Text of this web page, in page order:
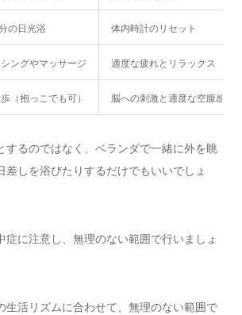
の日光浴 体内時計のリセット
ングやマッサージ 適度な疲れとリラックス
（抱っこでも可） 脳への刺激と適度な空腹感
するのではなく、ベランダで一緒に外を眺
差しを浴びたりするだけでもいいでしょ
症に注意し、無理のない範囲で行いましょ
生活リズムに合わせて、無理のない範囲で